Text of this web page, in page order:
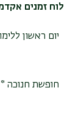
לוח זמנים אקדמי
יום ראשון
חופשת חנוכה *